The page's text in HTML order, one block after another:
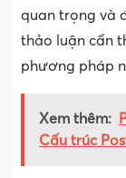
quan trọng và
thảo luận cẩn
phương pháp
Xem thêm:
Cấu trúc